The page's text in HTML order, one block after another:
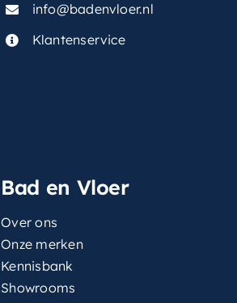
info@badenvloer.nl
Klantenservice
Bad en Vloer
Over ons
Onze merken
Kennisbank
Showrooms